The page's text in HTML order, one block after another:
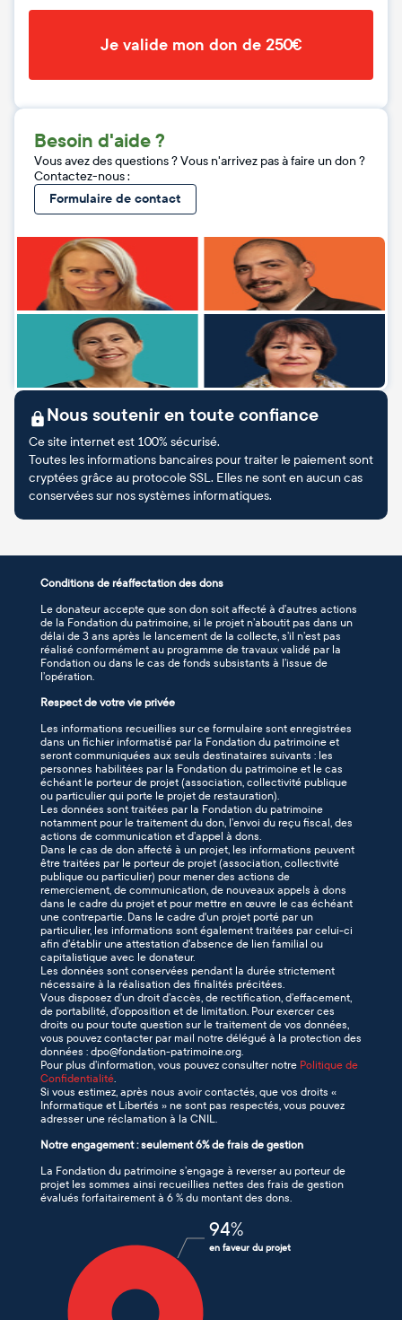
Je valide mon don de 250€
Besoin d'aide ?
Vous avez des questions ? Vous n'arrivez pas à faire un don ?
Contactez-nous :
Formulaire de contact
Nous soutenir en toute confiance
Ce site internet est 100% sécurisé.
Toutes les informations bancaires pour traiter le paiement sont
cryptées grâce au protocole SSL. Elles ne sont en aucun cas
conservées sur nos systèmes informatiques.
Conditions de réaffectation des dons
Le donateur accepte que son don soit affecté à d’autres actions
de la Fondation du patrimoine, si le projet n’aboutit pas dans un
délai de 3 ans après le lancement de la collecte, s’il n’est pas
réalisé conformément au programme de travaux validé par la
Fondation ou dans le cas de fonds subsistants à l’issue de
l’opération.
Respect de votre vie privée
Les informations recueillies sur ce formulaire sont enregistrées
dans un fichier informatisé par la Fondation du patrimoine et
seront communiquées aux seuls destinataires suivants : les
personnes habilitées par la Fondation du patrimoine et le cas
échéant le porteur de projet (association, collectivité publique
ou particulier qui porte le projet de restauration).
Les données sont traitées par la Fondation du patrimoine
notamment pour le traitement du don, l’envoi du reçu fiscal, des
actions de communication et d’appel à dons.
Dans le cas de don affecté à un projet, les informations peuvent
être traitées par le porteur de projet (association, collectivité
publique ou particulier) pour mener des actions de
remerciement, de communication, de nouveaux appels à dons
dans le cadre du projet et pour mettre en œuvre le cas échéant
une contrepartie. Dans le cadre d'un projet porté par un
particulier, les informations sont également traitées par celui-ci
afin d'établir une attestation d'absence de lien familial ou
capitalistique avec le donateur.
Les données sont conservées pendant la durée strictement
nécessaire à la réalisation des finalités précitées.
Vous disposez d’un droit d’accès, de rectification, d’effacement,
de portabilité, d'opposition et de limitation. Pour exercer ces
droits ou pour toute question sur le traitement de vos données,
vous pouvez contacter par mail notre délégué à la protection des
données : dpo@fondation-patrimoine.org.
Pour plus d’information, vous pouvez consulter notre Politique de
Confidentialité
Si vous estimez, après nous avoir contactés, que vos droits «
Informatique et Libertés » ne sont pas respectés, vous pouvez
adresser une réclamation à la CNIL.
Notre engagement : seulement 6% de frais de gestion
La Fondation du patrimoine s’engage à reverser au porteur de
projet les sommes ainsi recueillies nettes des frais de gestion
évalués forfaitairement à 6 % du montant des dons.
94%
en faveur du projet